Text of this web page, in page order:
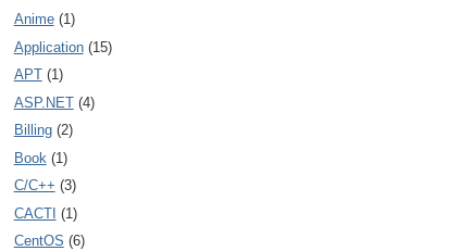
Anime (1)
Application (15)
APT (1)
ASP.NET (4)
Billing (2)
Book (1)
C/C++ (3)
CACTI (1)
CentOS (6)